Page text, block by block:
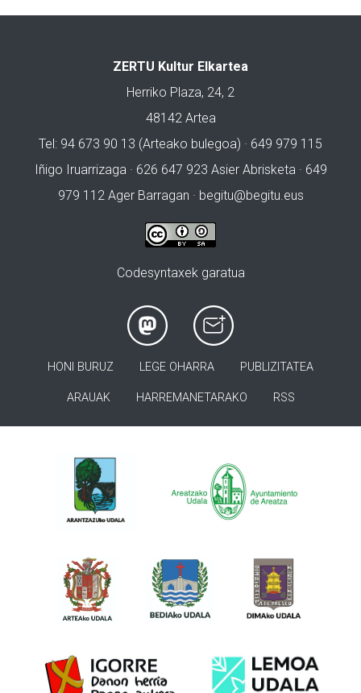
ZERTU Kultur Elkartea
Herriko Plaza, 24, 2
48142 Artea
Tel: 94 673 90 13 (Arteako bulegoa) · 649 979 115
Iñigo Iruarrizaga · 626 647 923 Asier Abrisketa · 649
979 112 Ager Barragan · begitu@begitu.eus
Codesyntaxek garatua
HONI BURUZ LEGE OHARRA PUBLIZITATEA
ARAUAK HARREMANETARAKO RSS